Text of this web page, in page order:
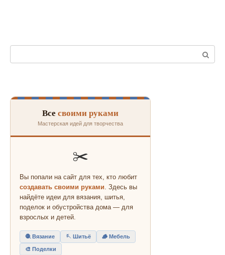
Поиск:
Все своими руками
Мастерская идей для творчества
✂️
Вы попали на сайт для тех, кто любит
создавать своими руками. Здесь вы
найдёте идеи для вязания, шитья,
поделок и обустройства дома — для
взрослых и детей.
🧶 Вязание 🪡 Шитьё 🪵 Мебель
🎨 Поделки